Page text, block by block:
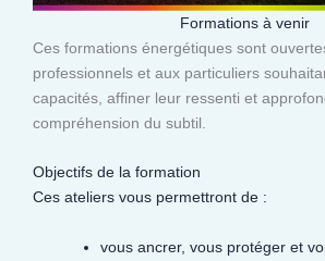
Formations à venir
Ces formations énergétiques sont
professionnels et aux particuliers
capacités, affiner leur ressenti et
compréhension du subtil.​
Objectifs de la formation
Ces ateliers vous permettront de :
vous ancrer, vous protéger et